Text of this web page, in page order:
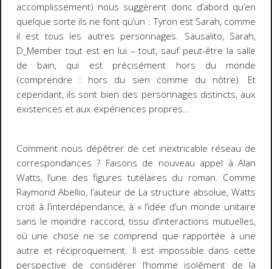
accomplissement) nous suggèrent donc d’abord qu’en
quelque sorte ils ne font qu’un : Tyron estSarah, comme
il est tous les autres personnages. Sausalito, Sarah,
D_Member tout est en lui – tout, sauf peut-être la salle
de bain, qui est précisément hors du monde
(comprendre : hors du sien comme du nôtre). Et
cependant, ils sont bien des personnages distincts, aux
existences et aux expériences propres…
Comment nous dépêtrer de cet inextricable réseau de
correspondances ? Faisons de nouveau appel à Alan
Watts, l’une des figures tutélaires du roman. Comme
Raymond Abellio, l’auteur de La structure absolue, Watts
croit à l’interdépendance, à « l’idée d’un monde unitaire
sans le moindre raccord, tissu d’interactions mutuelles,
où une chose ne se comprend que rapportée à une
autre et réciproquement. Il est impossible dans cette
perspective de considérer l’homme isolément de la